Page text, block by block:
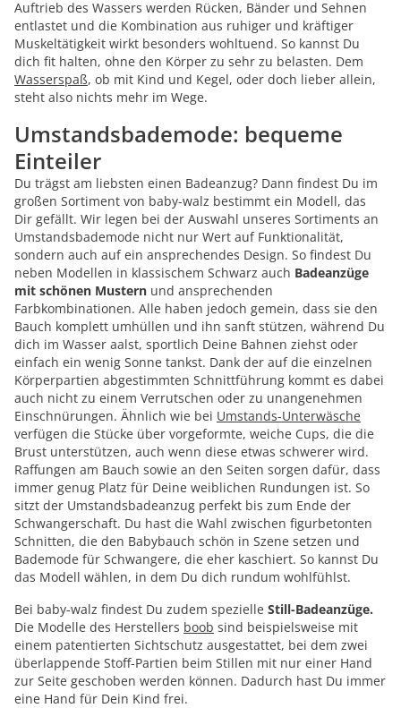
Auftrieb des Wassers werden Rücken, Bänder und Sehnen
entlastet und die Kombination aus ruhiger und kräftiger
Muskeltätigkeit wirkt besonders wohltuend. So kannst Du
dich fit halten, ohne den Körper zu sehr zu belasten. Dem
Wasserspaß, ob mit Kind und Kegel, oder doch lieber allein,
steht also nichts mehr im Wege.
Umstandsbademode: bequeme
Einteiler
Du trägst am liebsten einen Badeanzug? Dann findest Du im
großen Sortiment von baby-walz bestimmt ein Modell, das
Dir gefällt. Wir legen bei der Auswahl unseres Sortiments an
Umstandsbademode nicht nur Wert auf Funktionalität,
sondern auch auf ein ansprechendes Design. So findest Du
neben Modellen in klassischem Schwarz auch Badeanzüge
mit schönen Mustern und ansprechenden
Farbkombinationen. Alle haben jedoch gemein, dass sie den
Bauch komplett umhüllen und ihn sanft stützen, während Du
dich im Wasser aalst, sportlich Deine Bahnen ziehst oder
einfach ein wenig Sonne tankst. Dank der auf die einzelnen
Körperpartien abgestimmten Schnittführung kommt es dabei
auch nicht zu einem Verrutschen oder zu unangenehmen
Einschnürungen. Ähnlich wie bei Umstands-Unterwäsche
verfügen die Stücke über vorgeformte, weiche Cups, die die
Brust unterstützen, auch wenn diese etwas schwerer wird.
Raffungen am Bauch sowie an den Seiten sorgen dafür, dass
immer genug Platz für Deine weiblichen Rundungen ist. So
sitzt der Umstandsbadeanzug perfekt bis zum Ende der
Schwangerschaft. Du hast die Wahl zwischen figurbetonten
Schnitten, die den Babybauch schön in Szene setzen und
Bademode für Schwangere, die eher kaschiert. So kannst Du
das Modell wählen, in dem Du dich rundum wohlfühlst.
Bei baby-walz findest Du zudem spezielle Still-Badeanzüge.
Die Modelle des Herstellers boob sind beispielsweise mit
einem patentierten Sichtschutz ausgestattet, bei dem zwei
überlappende Stoff-Partien beim Stillen mit nur einer Hand
zur Seite geschoben werden können. Dadurch hast Du immer
eine Hand für Dein Kind frei.